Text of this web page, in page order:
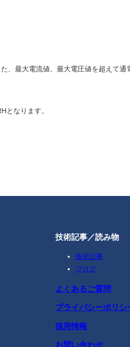
最大電流値、最大電圧値を超えて通
となります。
技術記事／読み物
技術記事
ブログ
よくあるご質問
プライバシーポリシ
採用情報
お問い合わせ